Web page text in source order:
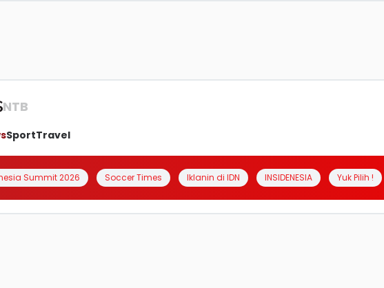
NTB
SportTravel
Summit 2026 Soccer Times Iklanin di IDN INSIDENESIA Yuk Pilih !